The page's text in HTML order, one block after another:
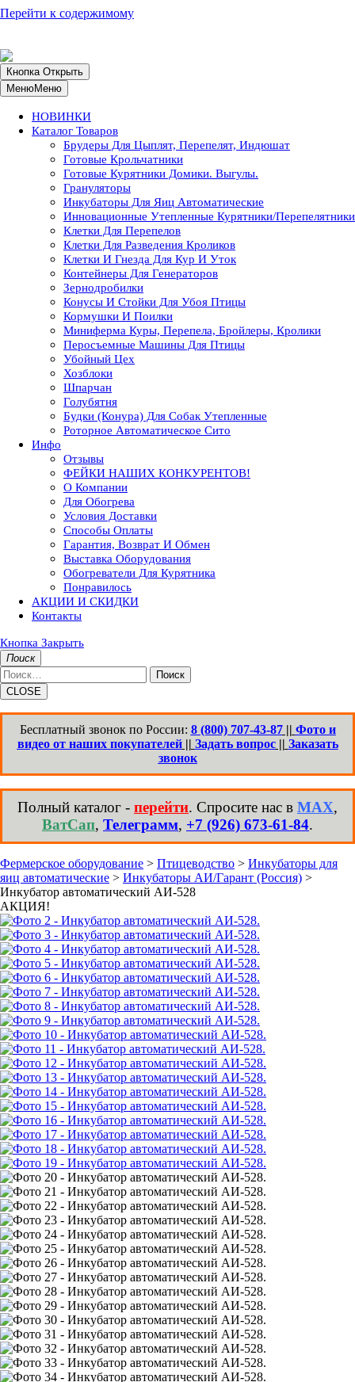
Перейти к содержимому
Кнопка Открыть
МенюМеню
НОВИНКИ
Каталог Товаров
Брудеры Для Цыплят, Перепелят, Индюшат
Готовые Крольчатники
Готовые Курятники Домики. Выгулы.
Грануляторы
Инкубаторы Для Яиц Автоматические
Инновационные Утепленные Курятники/перепелятники
Клетки Для Перепелов
Клетки Для Разведения Кроликов
Клетки И Гнезда Для Кур И Уток
Контейнеры Для Генераторов
Зернодробилки
Конусы И Стойки Для Убоя Птицы
Кормушки И Поилки
Миниферма Куры, Перепела, Бройлеры, Кролики
Перосъемные Машины Для Птицы
Убойный Цех
Хозблоки
Шпарчан
Голубятня
Будки (конура) Для Собак Утепленные
Роторное Автоматическое Сито
Инфо
Отзывы
ФЕЙКИ НАШИХ КОНКУРЕНТОВ!
О Компании
Для Обогрева
Условия Доставки
Способы Оплаты
Гарантия, Возврат И Обмен
Выставка Оборудования
Обогреватели Для Курятника
Понравилось
АКЦИИ И СКИДКИ
Контакты
Кнопка Закрыть
Поиск
Поиск
CLOSE
Бесплатный звонок по России: 8 (800) 707-43-87|| Фото и
видео от наших покупателей|| Задать вопрос|| Заказать
звонок
Полный каталог - перейти. Спросите нас в MAX,
ВатСап, Телеграмм, +7 (926) 673-61-84.
Фермерское оборудование > Птицеводство > Инкубаторы для
яиц автоматические > Инкубаторы АИ/Гарант (Россия) >
Инкубатор автоматический АИ-528
АКЦИЯ!